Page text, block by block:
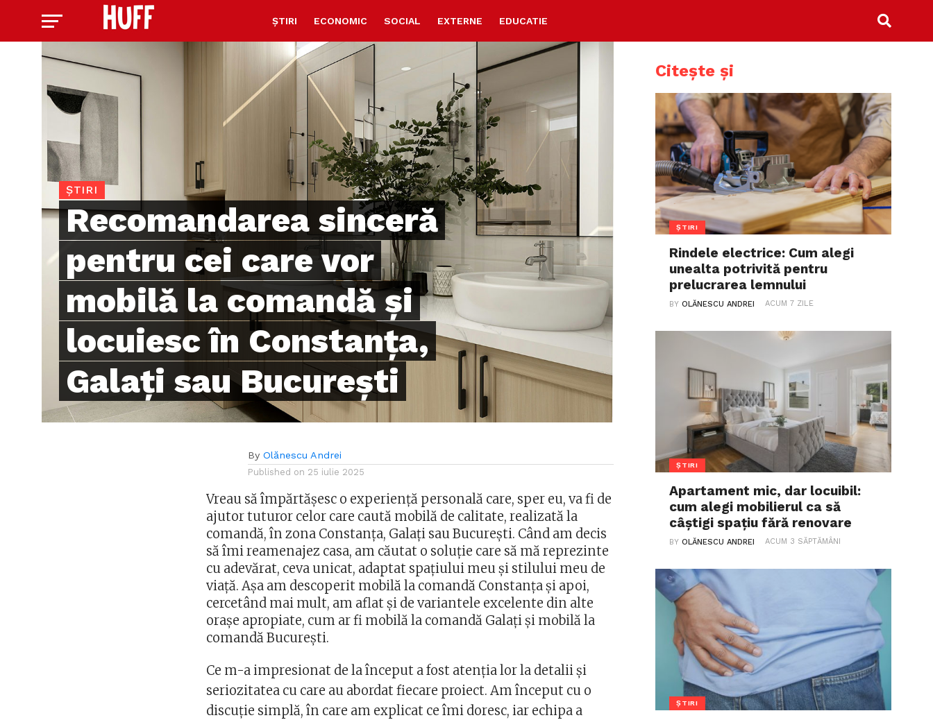
ȘTIRI ECONOMIC SOCIAL EXTERNE EDUCATIE
ȘTIRI
Recomandarea sinceră
pentru cei care vor
mobilă la comandă și
locuiesc în Constanța,
Galați sau București
By Olănescu Andrei
Published on 25 iulie 2025
Vreau să împărtășesc o experiență personală care, sper eu, va fi de
ajutor tuturor celor care caută mobilă de calitate, realizată la
comandă, în zona Constanța, Galați sau București. Când am decis
să îmi reamenajez casa, am căutat o soluție care să mă reprezinte
cu adevărat, ceva unicat, adaptat spațiului meu și stilului meu de
viață. Așa am descoperit mobilă la comandă Constanța și apoi,
cercetând mai mult, am aflat și de variantele excelente din alte
orașe apropiate, cum ar fi mobilă la comandă Galați și mobilă la
comandă București.
Ce m-a impresionat de la început a fost atenția lor la detalii și
seriozitatea cu care au abordat fiecare proiect. Am început cu o
discuție simplă, în care am explicat ce îmi doresc, iar echipa a
Citește și
ȘTIRI
Rindele electrice: Cum alegi
unealta potrivită pentru
prelucrarea lemnului
BYOLĂNESCU ANDREI ACUM 7 ZILE
ȘTIRI
Apartament mic, dar locuibil:
cum alegi mobilierul ca să
câștigi spațiu fără renovare
BYOLĂNESCU ANDREI ACUM 3 SĂPTĂMÂNI
ȘTIRI